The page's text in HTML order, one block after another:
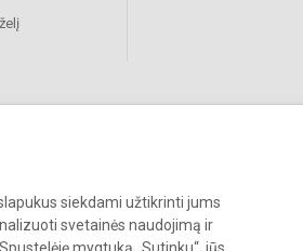
siekdami užtikrinti jums
svetainės naudojimą ir
Bendraukime